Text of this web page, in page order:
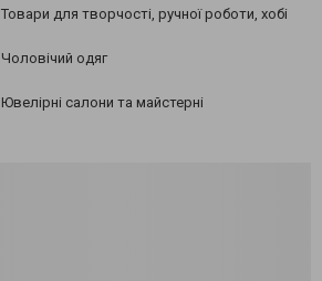
Товари для творчості, ручної роботи, хобі
Чоловічий одяг
Ювелірні салони та майстерні